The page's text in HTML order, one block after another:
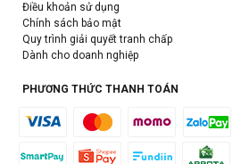
Điều khoản sử dụng
Chính sách bảo mật
Quy trình giải quyết tranh chấp
Dành cho doanh nghiệp
PHƯƠNG THỨC THANH TOÁN